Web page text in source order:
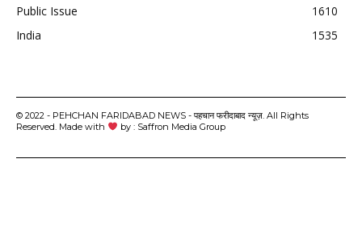
Public Issue
1610
India
1535
© 2022 - PEHCHAN FARIDABAD NEWS - पहचान फरीदाबाद न्यूज़. All Rights
Reserved. Made with
by : Saffron Media Group